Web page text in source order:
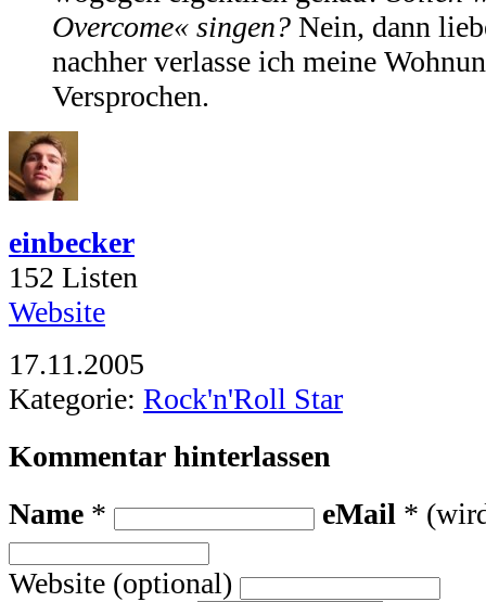
Overcome« singen? Nein, dann
nachher verlasse ich meine
Versprochen.
einbecker
152 Listen
Website
17.11.2005
Kategorie: Rock'n'Roll Star
Kommentar hinterlassen
Name * eMail *
Website (optional)